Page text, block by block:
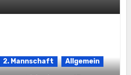
2. Mannschaft Allgemein